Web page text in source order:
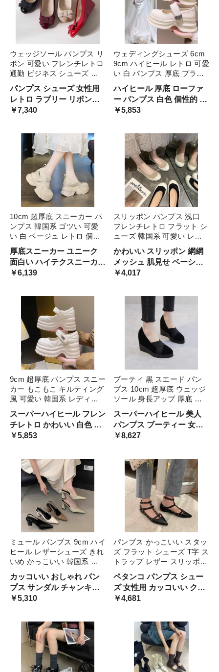
ウェッジソール パンプス リ
ボン 可愛い フレンチレトロ
通勤 ビジネス シューズ レ
ディース エナメル 光沢 ラ
ウンドトゥ ガーリー 量産系
コーデ 身長アップ 本革 高
級感 レザーパンプス 脚長
パンプス シューズ 女性用
レトロ ラブリー リボン付
量産型 ガール ツヤ レザー
ウェッジパンプス 丸み お
嬢様 姫系 ロリータ コスプ
レ 衣装
￥7,340
ウェディングシューズ 6cm
9cm ハイヒール レトロ 可愛
い 白 パンプス 厚底 プラッ
トフォームシューズ バック
ル 個性的 身長アップ 結婚
式 ブライダル レザーシュー
ズ 脚長 スタイルア 花嫁
ハイヒール 厚底 ローファ
ー パンプス 白色 個性的 ユ
ニーク ぽってり おしゃれ
さん ぽってり ラウンドト
ゥ 白パンプス 量産
￥5,853
10cm 超厚底 スニーカー パ
ンプス 韓国系 ゴツい 可愛
い 白 ベージュ レトロ 個性
的 ウェディングシューズ ス
トラップ ダッドスニーカー
ユニーク ブライダル 花嫁
コスプレ 衣装 ハ 結婚式
厚底スニーカー ユニーク
面白い ハイテクスニーカー
ホワイト クリーム 無地 ゴ
ティー 運動靴 ブライズメ
イド カジュアル プラット
フォーム
￥6,139
スリッポン パンプス 浅口
フレンチレトロ フラット シ
ューズ 韓国系 可愛い レデ
ィース メッシュ 透け感 春
夏 バイカラー 黒 カーキ ガ
ーリー ラブリー 量産系 ラ
ウンドトゥ ぺたんこ 切 女
かわいい スリッポン 網網
メッシュ 肌見せ ベーシッ
ク 幼い お嬢様 清楚 ペタン
ン 女子 ベーシック ヌーデ
ィー 女っぽ レトロ ガール
￥4,017
9cm 超厚底 パンプス スニー
カー もこもこ キルティング
風 可愛い 韓国系 レディー
ス 白 黒 ウェッジソール ウ
ェディングシューズ 身長ア
ップ 花嫁 挙式 結婚式 ラブ
リー 量産系 姫 ガーリー
スーパーハイヒール フレン
チレトロ かわいい 白色 黒
色 ローファースニーカー
ルアップ ストラップ付 疲
れにくい モノトーン 上品
￥5,853
ブーティ 黒 スエード パン
プス 10cm 超厚底 ウェッジ
ソール 身長アップ 厚底 ス
リッポン かっこいい きれい
め クロスデザイン シープス
キン 柔らかい 革靴 オール
ブラック モー ソフトレザー
スーパーハイヒール 美人
パンプス ブーティー 女性
用 黒色 シック おしゃれ 高
シューズ フラット ウェッ
ジパンプス 高ヒール 美ス
タイル
￥8,627
ミュール パンプス 9cm ハイ
ヒール レザーシューズ きれ
いめ かっこいい 韓国系 ポ
インテッドトゥ 黒 白 緑 カ
ーキ 無地 尖った とんがり
靴 太ヒール サンダル フォ
ーマル パーテ ストラップ
カッコいい おしゃれ パン
プス サンダル チャンキー
ヒール 高ヒール エレガン
ド クール ビューティー セ
レブ 高級感 革 モダン 美ス
タイル
￥5,310
パンプス かっこいい スタッ
ズ フラット シューズ T字 ス
トラップ レザー スリッポン
ポインテッドトゥ 黒 白 赤
ピンク 合皮 レザーパンプス
韓国系 クール アンクルスト
ラップ 個性的 ロック
ペタンコ パンプス シュー
ズ 女性用 カッコいい クー
ル ビューティー 足首 スト
マニッシュ 革靴 お呼ばれ
クラブ イベント バイカラ
￥4,681